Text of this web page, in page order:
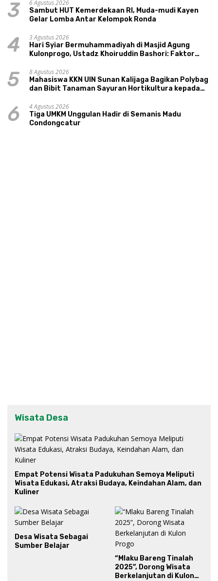
3
6 Agustus 2026
Sambut HUT Kemerdekaan RI, Muda-mudi Kayen
Gelar Lomba Antar Kelompok Ronda
4
3 Agustus 2026
Hari Syiar Bermuhammadiyah di Masjid Agung
Kulonprogo, Ustadz Khoiruddin Bashori: Faktor
5
8 Agustus 2026
Mahasiswa KKN UIN Sunan Kalijaga Bagikan Polybag
dan Bibit Tanaman Sayuran Hortikultura kepada
6
4 Agustus 2026
Tiga UMKM Unggulan Hadir di Semanis Madu
Condongcatur
Wisata Desa
Empat Potensi Wisata Padukuhan Semoya Meliputi
Wisata Edukasi, Atraksi Budaya, Keindahan Alam, dan
Kuliner
Desa Wisata Sebagai
Sumber Belajar
“Mlaku Bareng Tinalah
2025”, Dorong Wisata
Berkelanjutan di Kulon